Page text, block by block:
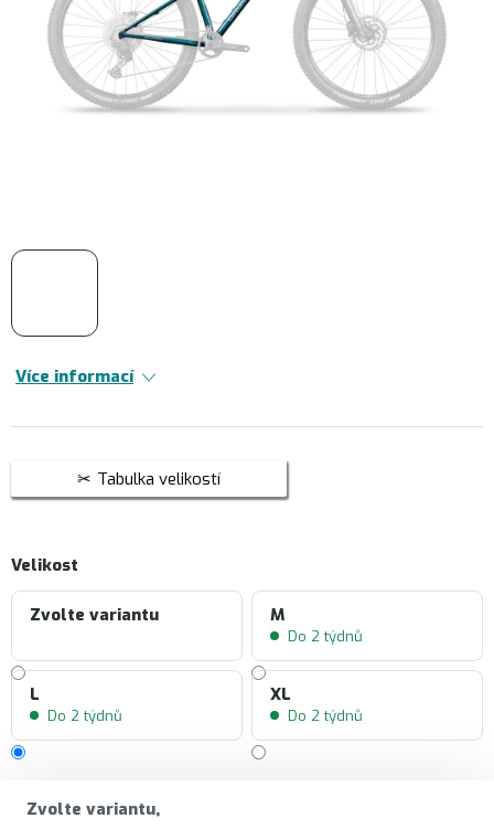
Více informací
Tabulka velikostí
Velikost
Zvolte variantu M
Do 2 týdnů
L
Do 2 týdnů
XL
Do 2 týdnů
Zvolte variantu